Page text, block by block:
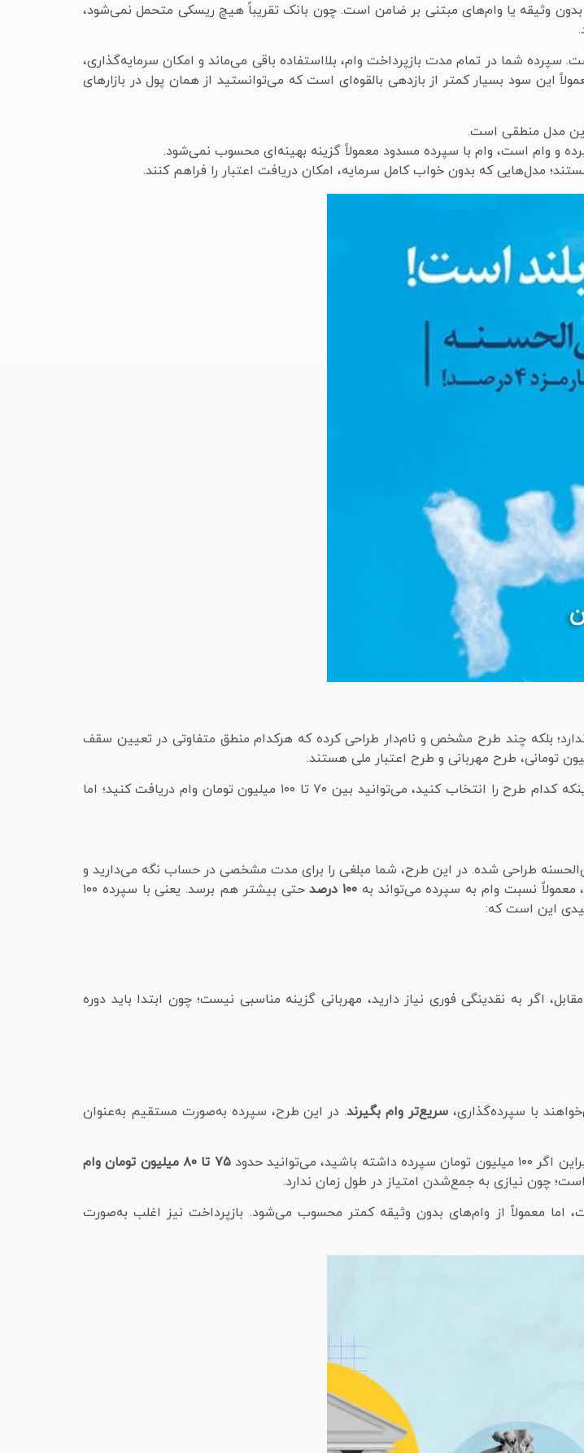
وثیقه یا وام‌های مبتنی بر ضامن است. چون بانک تقریباً هیچ ریسکی متحمل نمی‌شود،
شما در تمام مدت بازپرداخت وام، بلااستفاده باقی می‌ماند و امکان سرمایه‌گذاری،
این سود بسیار کمتر از بازدهی بالقوه‌ای است که می‌توانستید از همان پول در بازارهای
این مدل منطقی است.
و وام است، وام با سپرده مسدود معمولاً گزینه بهینه‌ای محسوب نمی‌شود.
مدل‌هایی که بدون خواب کامل سرمایه، امکان دریافت اعتبار را فراهم کنند.
بلکه چند طرح مشخص و نام‌دار طراحی کرده که هرکدام منطق متفاوتی در تعیین سقف
در نگاه کلی، اگر ۱۰۰ میلیون تومان نزد بانک ملی سپرده‌گذاری کنید، بسته به اینکه کدام طرح را انتخاب کنید، می‌توانید بین ۷۰ تا ۱۰۰ میلیون تومان وام دریافت کنید؛ اما
طراحی شده. در این طرح، شما مبلغی را برای مدت مشخصی در حساب نگه می‌دارید و
نسبت وام به سپرده می‌تواند به ۱۰۰ درصد
حتی بیشتر هم برسد. یعنی با سپرده ۱۰۰
این است که:
اگر به نقدینگی فوری نیاز دارید، مهربانی گزینه مناسبی نیست؛ چون ابتدا باید دوره
با سپرده‌گذاری،سریع‌تر وام بگیرند. در این طرح، سپرده به‌صورت مستقیم به‌عنوان
داشته باشید، می‌توانید حدود
۷۵ تا ۸۰ میلیون تومان وام
است؛ چون نیازی به جمع‌شدن امتیاز در طول زمان ندارد.
ملی از وام‌های قرض‌الحسنه بالاتر و حدود 14 درصد است، اما معمولاً از وام‌های بدون وثیقه کمتر محسوب می‌شود. بازپرداخت نیز اغلب به‌صورت